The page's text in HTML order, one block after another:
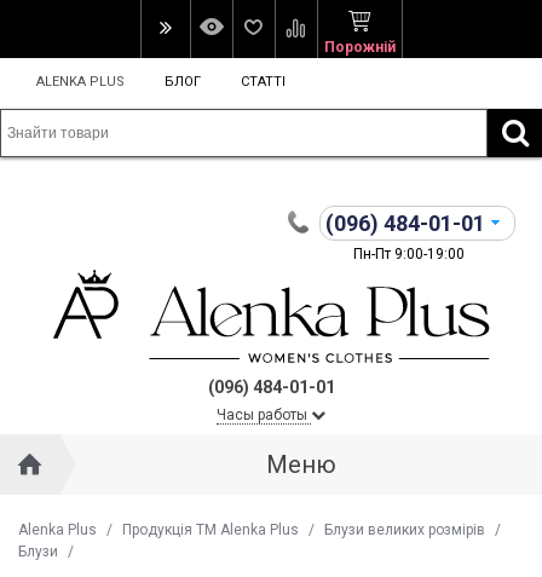
Порожній
ALENKA PLUS БЛОГ СТАТТІ
(096) 484-01-01
Пн-Пт 9:00-19:00
(096) 484-01-01
Часы работы
Меню
Alenka Plus / Продукція ТМ Alenka Plus / Блузи великих розмірів
/
Блузи
/